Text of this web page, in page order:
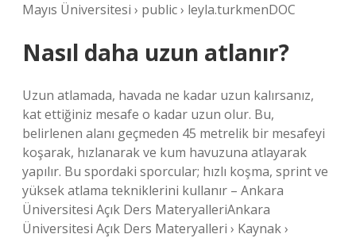
Mayıs Üniversitesi › public › leyla.turkmenDOC
Nasıl daha uzun atlanır?
Uzun atlamada, havada ne kadar uzun kalırsanız,
kat ettiğiniz mesafe o kadar uzun olur. Bu,
belirlenen alanı geçmeden 45 metrelik bir mesafeyi
koşarak, hızlanarak ve kum havuzuna atlayarak
yapılır. Bu spordaki sporcular; hızlı koşma, sprint ve
yüksek atlama tekniklerini kullanır – Ankara
Üniversitesi Açık Ders MateryalleriAnkara
Üniversitesi Açık Ders Materyalleri › Kaynak ›